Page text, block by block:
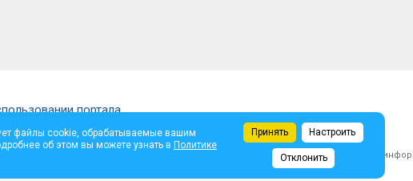
портала
Администрация не несет ответственности за достоверность опубликованной
файлы cookie, обрабатываемые вашим
об этом вы можете узнать в Политике
Принять Настроить
Отклонить